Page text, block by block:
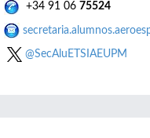
+34 91 06 75524
@SecAluETSIAEUPM